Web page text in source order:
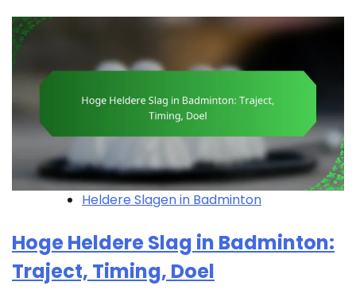
Heldere Slagen in Badminton
Hoge Heldere Slag in Badminton:
Traject, Timing, Doel